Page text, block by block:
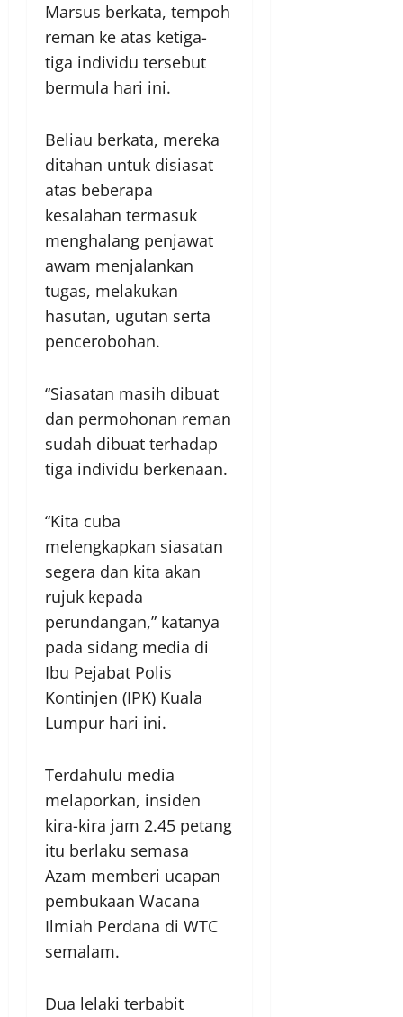
Marsus berkata, tempoh
reman ke atas ketiga-
tiga individu tersebut
bermula hari ini.
Beliau berkata, mereka
ditahan untuk disiasat
atas beberapa
kesalahan termasuk
menghalang penjawat
awam menjalankan
tugas, melakukan
hasutan, ugutan serta
pencerobohan.
“Siasatan masih dibuat
dan permohonan reman
sudah dibuat terhadap
tiga individu berkenaan.
“Kita cuba
melengkapkan siasatan
segera dan kita akan
rujuk kepada
perundangan,” katanya
pada sidang media di
Ibu Pejabat Polis
Kontinjen (IPK) Kuala
Lumpur hari ini.
Terdahulu media
melaporkan, insiden
kira-kira jam 2.45 petang
itu berlaku semasa
Azam memberi ucapan
pembukaan Wacana
Ilmiah Perdana di WTC
semalam.
Dua lelaki terbabit